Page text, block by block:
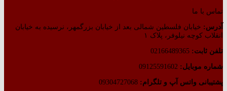
تماس با ما
آدرس: خیابان فلسطین شمالی بعد از خیابان بزرگمهر، نرسیده به خیابان
انقلاب کوچه نیلوفر، پلاک ۱
تلفن ثابت:
شماره موبایل:
پشتیبانی واتس آپ و تلگرام: